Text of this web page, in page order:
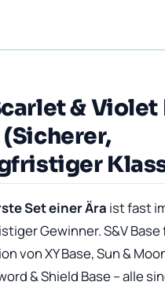
& Violet
(Sicherer,
Set einer Ära ist fast
Gewinner. S&V
von XY Base, Sun &
& Shield Base – alle